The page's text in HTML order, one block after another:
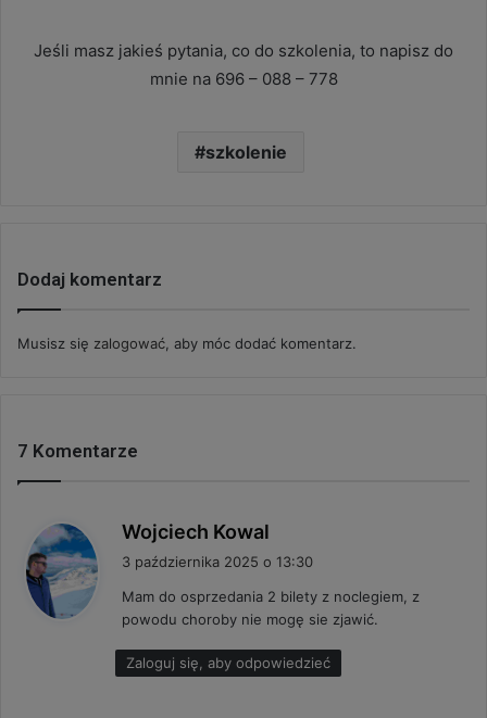
Jeśli masz jakieś pytania, co do szkolenia, to napisz do
mnie na 696 – 088 – 778
szkolenie
Dodaj komentarz
Musisz się zalogować , aby móc dodać komentarz.
7 Komentarze
Wojciech Kowal
z
e
:
3 października 2025 o 13:30
Mam do osprzedania 2 bilety z noclegiem, z
powodu choroby nie mogę sie zjawić.
Zaloguj się, aby odpowiedzieć